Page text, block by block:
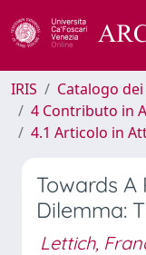
IRIS
Catalogo
4 Contributo in
4.1 Articolo in
Towards A
Dilemma:
Lettich,